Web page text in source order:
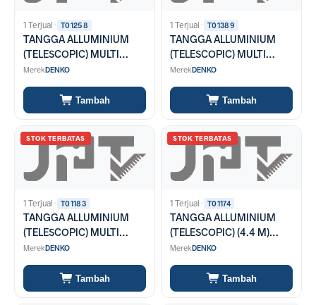
1 Terjual· T01258
TANGGA ALLUMINIUM
(TELESCOPIC) MULTI
PURPOSE (5 M) TLB-8
MerekDENKO
Tambah
1 Terjual· T01389
TANGGA ALLUMINIUM
(TELESCOPIC) MULTI
PURPOSE (4.4 M) TLB-7
MerekDENKO
Tambah
STOK TERBATAS
1 Terjual· T01183
TANGGA ALLUMINIUM
(TELESCOPIC) MULTI
PURPOSE (3.8 M) TLB-6
MerekDENKO
Tambah
STOK TERBATAS
1 Terjual· T01174
TANGGA ALLUMINIUM
(TELESCOPIC) (4.4 M)
TLA15
MerekDENKO
Tambah